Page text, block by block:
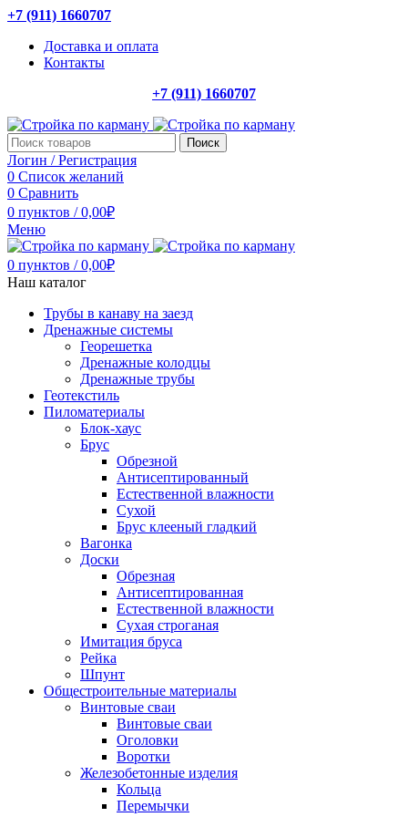
+7 (911) 1660707
Доставка и оплата
Контакты
+7 (911) 1660707
Поиск
Логин / Регистрация
0 Список желаний
0 Сравнить
0 пунктов / 0,00₽
Меню
0 пунктов / 0,00₽
Наш каталог
Трубы в канаву на заезд
Дренажные системы
Георешетка
Дренажные колодцы
Дренажные трубы
Геотекстиль
Пиломатериалы
Блок-хаус
Брус
Обрезной
Антисептированный
Естественной влажности
Сухой
Брус клееный гладкий
Вагонка
Доски
Обрезная
Антисептированная
Естественной влажности
Сухая строганая
Имитация бруса
Рейка
Шпунт
Общестроительные материалы
Винтовые сваи
Винтовые сваи
Оголовки
Воротки
Железобетонные изделия
Кольца
Перемычки